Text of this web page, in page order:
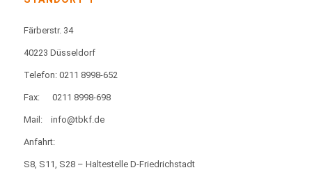
Färberstr. 34
40223 Düsseldorf
Telefon: 0211 8998-652
Fax: 0211 8998-698
Mail: info@tbkf.de
Anfahrt:
S8, S11, S28 – Haltestelle D-Friedrichstadt